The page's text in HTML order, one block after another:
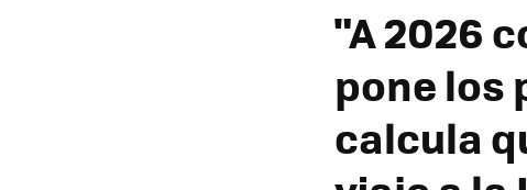
"A 2026
pone los
calcula